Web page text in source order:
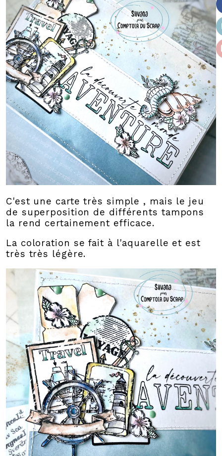
C'est une carte très simple , mais le jeu
de superposition de différents tampons
la rend certainement efficace.
La coloration se fait à l'aquarelle et est
très très légère.